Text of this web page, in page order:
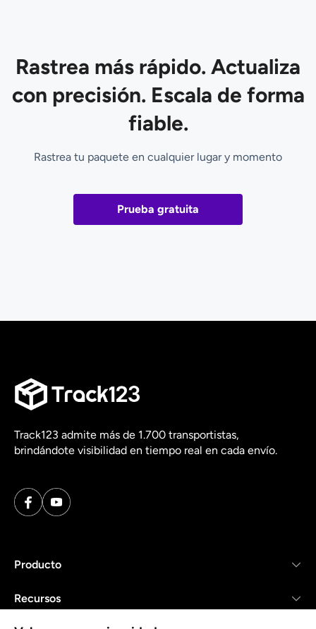
Rastrea más rápido. Actualiza
con precisión. Escala de forma
fiable.
Rastrea tu paquete en cualquier lugar y momento
Prueba gratuita
Track123 admite más de 1.700 transportistas,
brindándote visibilidad en tiempo real en cada envío.
Producto
Recursos